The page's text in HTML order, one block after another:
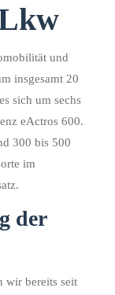
und
insgesamt 20
sich um sechs
eActros 600.
300 bis 500
im
der
wir bereits seit